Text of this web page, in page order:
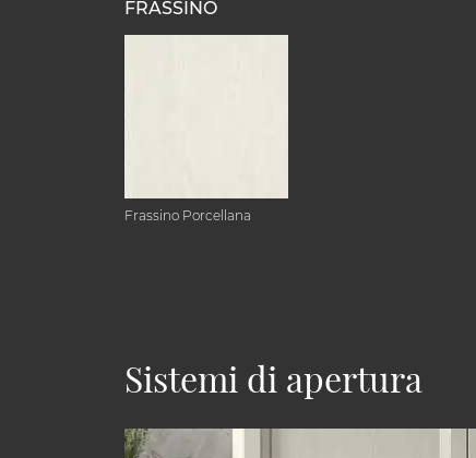
FRASSINO
Frassino Porcellana
Sistemi di apertura